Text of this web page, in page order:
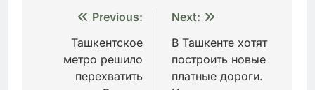
Навигация
записям
Previous:
Ташкентское
метро решило
перехватить
Next:
В Ташкенте хотят
построить новые
платные дороги.